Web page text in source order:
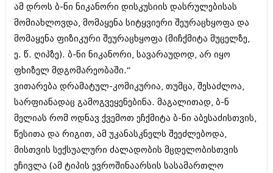
ივლისი 2018 (223)
ივნისი 2018 (244)
მაისი 2018 (211)
აპრილი 2018 (194)
მარტი 2018 (256)
თებერვალი 2018 (208)
იანვარი 2018 (215)
ნოემბერი 2017 (212)
ოქტომბერი 2017 (231)
სექტემბერი 2017 (261)
აგვისტო 2017 (212)
ივლისი 2017 (233)
ივნისი 2017 (265)
ივნისი 2020 (249)
არქივის ზომის ნახვა
ამ დროს ბ-ნი ნიკანორი დისკუსიის დასრულებისას
მომიახლოვდა, მომაყენა სიტყვიერი შეურაცხყოფა და
მომაყენა ფიზიკური შეურაცხყოფა (მიჩქმიტა მუცელზე,
ე. წ. ღიპზე). ბ-ნი ნიკანორი, სავარაუდოდ, არ იყო
ფხიზელ მდგომარეობაში.“
ვითარება დრამატულ-კომიკურია, თუმცა, შესაძლოა,
სარფიანადაც გამოგვეყენებინა. მაგალითად, ბ-ნ
მელიას რომ ოდნავ ქვემოთ ეჩქმიტა ბ-ნი აბესაძისთვის,
წესითა და რიგით, ამ უკანასკნელს შეეძლებოდა,
მისთვის სექსუალური ძალადობის მცდელობისთვის
ეჩივლა (ამ ტიპის ევროშინაარსის სასამართლო